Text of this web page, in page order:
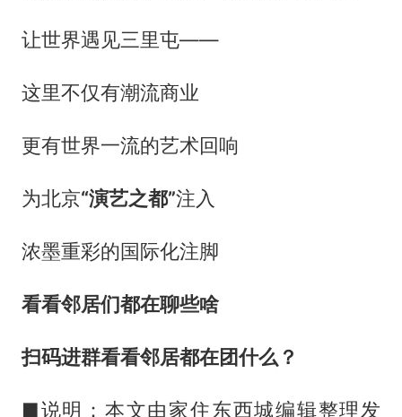
让世界遇见三里屯——
这里不仅有潮流商业
更有世界一流的艺术回响
为北京“演艺之都”注入
浓墨重彩的国际化注脚
看看邻居们都在聊些啥
扫码进群看看邻居都在团什么？
■说明：本文由家住东西城编辑整理发